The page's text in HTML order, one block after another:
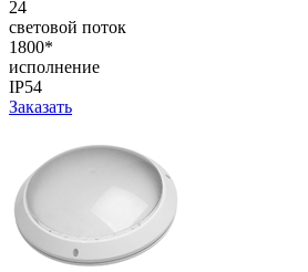
24
световой поток
1800*
исполнение
IP54
Заказать